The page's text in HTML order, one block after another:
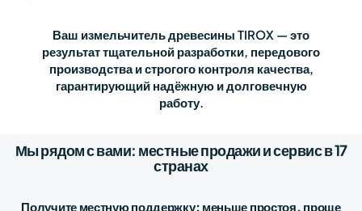
Ваш измельчитель древесины TIROX — это
результат тщательной разработки, передового
производства и строгого контроля качества,
гарантирующий надёжную и долговечную
работу.
Мы рядом с вами: местные продажи и сервис в 17
странах
Получите местную поддержку: меньше простоя, проще